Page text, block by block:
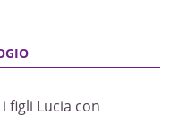
figli Lucia con